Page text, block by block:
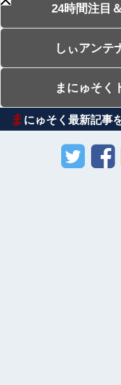
24時間注目
しぃアンテ
まにゅそく
ま にゅそく最新記事